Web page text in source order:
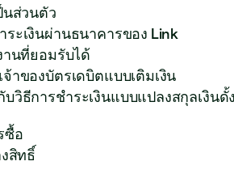
นส่วนตัว
ะเงินผ่านธนาคารของ Link
านที่ยอมรับได้
าของบัตรเดบิตแบบเติมเงิน
วิธีการชำระเงินแบบแปลงสกุลเงินดั้
ซื้อ
สิทธิ์